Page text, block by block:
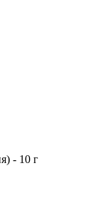
- 10 г